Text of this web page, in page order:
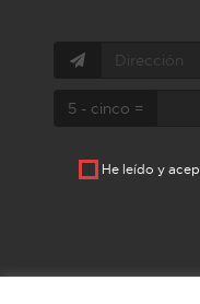
5 - cinco =
He leído y